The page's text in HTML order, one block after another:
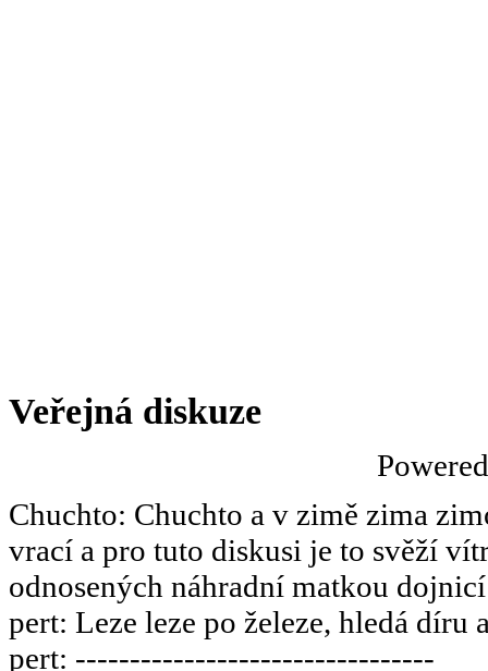
Veřejná diskuze
Chuchto: Chuchto a v zimě zima
vrací a pro tuto diskusi je to svěží
odnosených náhradní matkou
pert: Leze leze po železe, hledá díru
pert: ---------------------------------